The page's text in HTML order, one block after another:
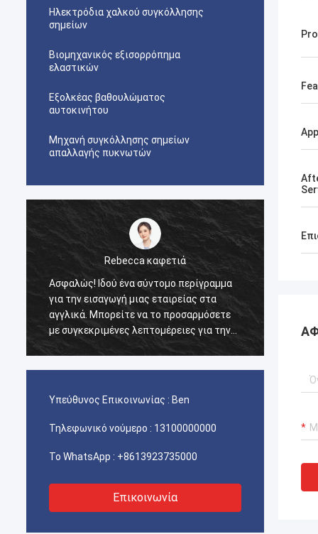
Ηλεκτρόδια χαλκού συγκόλλησης
σημείων
Βιομηχανικός εξισορρόπημα
ελαστικών
Εξολκέας βαθουλώματος
αυτοκινήτου
Μηχανή συγκόλλησης σημείων
απαλλαγής πυκνωτών
Rebecca καφετιά
Ιδού ένα σύντομο περίγραμμα
την εισαγωγή μιας εταιρείας στα
Μπορείτε να το προσαρμόσετε
συγκεκριμένες λεπτομέρειες για την
σας.
Αυτό το προϊόν
Μετά την αγορά,
ποιότητα είναι
επιφάνεια είναι
πτώση χρώματος,
Υπεύθυνος Επικοινωνίας : Ben
Τηλεφωνικό νούμερο : 13100000000
Το WhatsApp : +8613923735000
Επικοινωνία